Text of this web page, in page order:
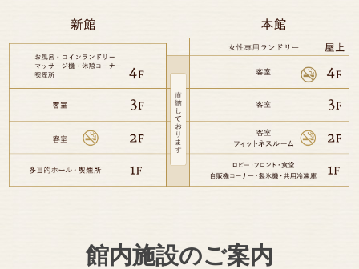
館内施設のご案内